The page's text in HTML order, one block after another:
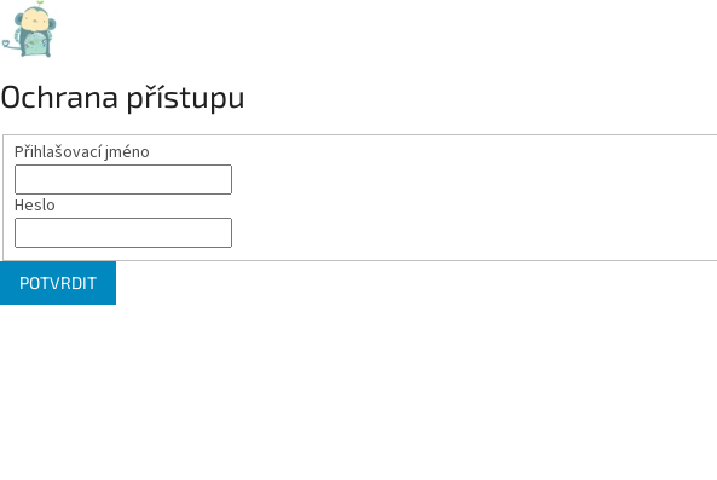
Ochrana přístupu
Přihlašovací jméno
Heslo
POTVRDIT